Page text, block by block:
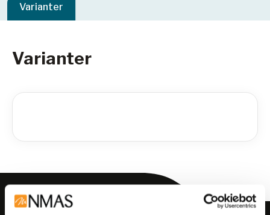
Varianter
Varianter